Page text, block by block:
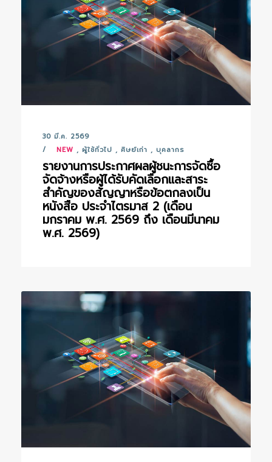
30 มี.ค. 2569
NEW , ผู้ใช้ทั่วไป , ศิษย์เก่า , บุคลากร
รายงานการประกาศผลผู้ชนะการจัดซื้อ
จัดจ้างหรือผู้ได้รับคัดเลือกและสาระ
สำคัญของสัญญาหรือข้อตกลงเป็น
หนังสือ ประจำไตรมาส 2 (เดือน
มกราคม พ.ศ. 2569 ถึง เดือนมีนาคม
พ.ศ. 2569)